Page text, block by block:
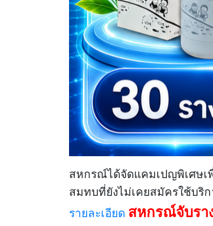
สหกรณ์ได้จัดแคมเปญพิเศษเ
สมทบที่ยังไม่เคยสมัครใช้บริก
รายละเอียด สหกรณ์จับรา